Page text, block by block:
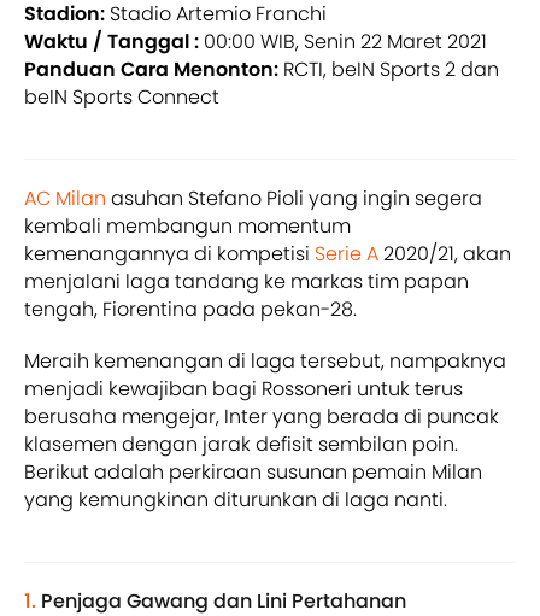
Stadion: Stadio Artemio Franchi
Waktu / Tanggal : 00:00 WIB, Senin 22 Maret 2021
Panduan Cara Menonton: RCTI, beIN Sports 2 dan
beIN Sports Connect
AC Milan asuhan Stefano Pioli yang ingin segera
kembali membangun momentum
kemenangannya di kompetisi Serie A2020/21, akan
menjalani laga tandang ke markas tim papan
tengah, Fiorentina pada pekan-28.
Meraih kemenangan di laga tersebut, nampaknya
menjadi kewajiban bagi Rossoneri untuk terus
berusaha mengejar, Inter yang berada di puncak
klasemen dengan jarak defisit sembilan poin.
Berikut adalah perkiraan susunan pemain Milan
yang kemungkinan diturunkan di laga nanti.
1. Penjaga Gawang dan Lini Pertahanan